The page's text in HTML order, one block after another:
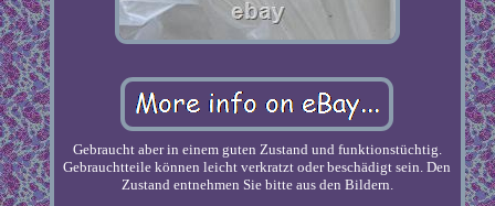
Gebraucht aber in einem guten Zustand und funktionstüchtig.
Gebrauchtteile können leicht verkratzt oder beschädigt sein. Den
Zustand entnehmen Sie bitte aus den Bildern.